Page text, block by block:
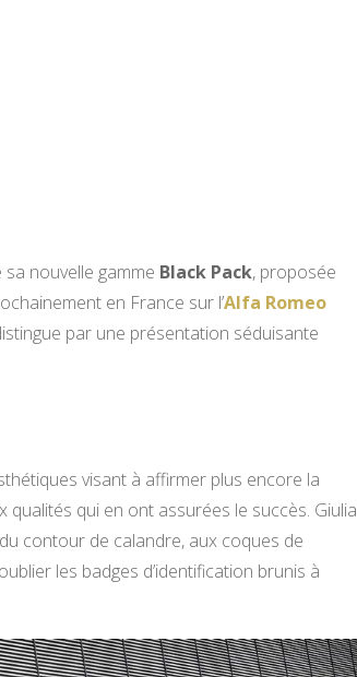
nouvelle gamme Black Pack, proposée
en France sur l’Alfa Romeo
par une présentation séduisante
visant à affirmer plus encore la
qui en ont assurées le succès. Giulia
contour de calandre, aux coques de
les badges d’identification brunis à